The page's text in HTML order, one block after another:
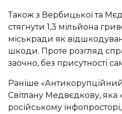
Також з Вербицької та
стягнути 1,3 мільйона
міськради як
шкоди. Проте розгляд
заочно, без присутності
Раніше
Світлану Медвєдкову, яка
російському